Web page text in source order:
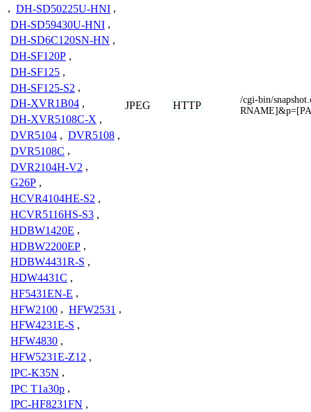
, DH-SD50225U-HNI ,
DH-SD59430U-HNI ,
DH-SD6C120SN-HN ,
DH-SF120P ,
DH-SF125 ,
DH-SF125-S2 ,
DH-XVR1B04 ,
DH-XVR5108C-X ,
DVR5104 , DVR5108 ,
DVR5108C ,
DVR2104H-V2 ,
G26P ,
HCVR4104HE-S2 ,
HCVR5116HS-S3 ,
HDBW1420E ,
HDBW2200EP ,
HDBW4431R-S ,
HDW4431C ,
HF5431EN-E ,
HFW2100 , HFW2531 ,
HFW4231E-S ,
HFW4830 ,
HFW5231E-Z12 ,
IPC-K35N ,
IPC T1a30p ,
IPC-HF8231FN ,
JPEG HTTP
/cgi-bin/